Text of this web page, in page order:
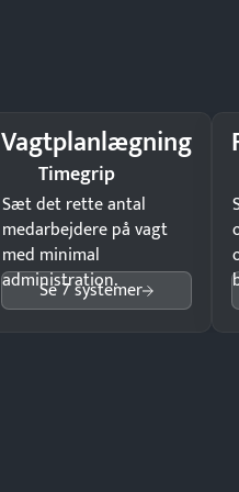
Vagtplanlægning
Timegrip
Sæt det rette antal
medarbejdere på vagt
med minimal
administration.
Se 7 systemer